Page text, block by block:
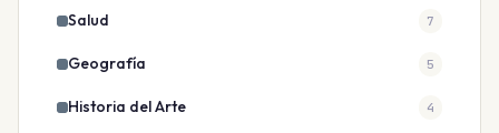
Salud 7
Geografía 5
Historia del Arte 4